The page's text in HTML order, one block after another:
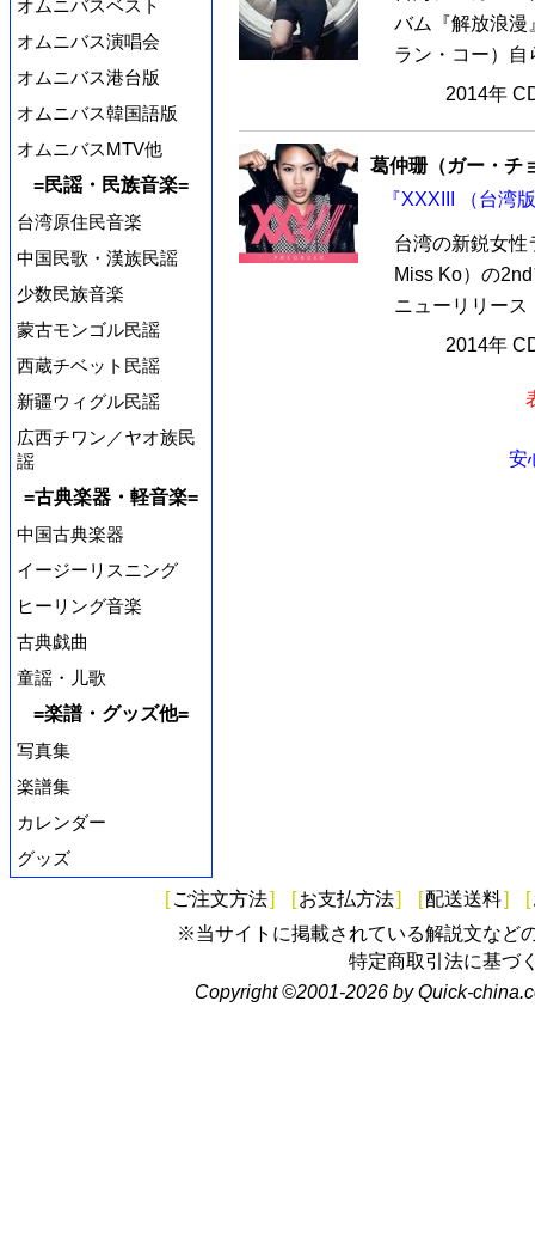
オムニバスベスト
オムニバス演唱会
オムニバス港台版
オムニバス韓国語版
オムニバスMTV他
=民謡・民族音楽=
台湾原住民音楽
中国民歌・漢族民謡
少数民族音楽
蒙古モンゴル民謡
西蔵チベット民謡
新疆ウィグル民謡
広西チワン／ヤオ族民
謡
=古典楽器・軽音楽=
中国古典楽器
イージーリスニング
ヒーリング音楽
古典戯曲
童謡・儿歌
=楽譜・グッズ他=
写真集
楽譜集
カレンダー
グッズ
バム『解放浪漫
ラン・コー）自
2014年
葛仲珊（ガー・チ
『XXXIII （台湾
台湾の新鋭女
Miss Ko）の
ニューリリース
2014年
安
[ ご注文方法] [お支払方法] [配送送料] [
※当サイトに掲載されている解説文など
特定商取引法に基づ
Copyright ©2001-2026 by Quick-